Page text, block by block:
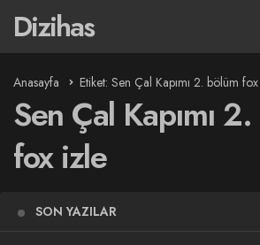
Dizihas
Anasayfa Etiket: Sen Çal Kapımı 2. bölüm
Sen Çal Kapımı
fox izle
SON YAZILAR